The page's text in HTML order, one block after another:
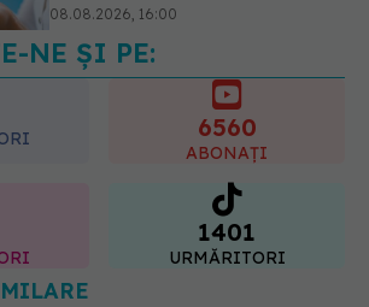
08.08.2026, 20:00
NE ȘI PE:
6560
ABONAȚI
1401
URMĂRITORI